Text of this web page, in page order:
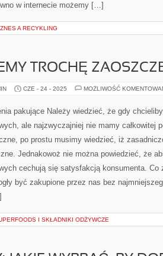
w internecie możemy […]
A RECYKLING
TROCHĘ
CZE - 24 - 2025 MOŻLIWOŚĆ
pakujące Należy wiedzieć, że gdy
ale najzwyczajniej nie mamy całkowitej
po prostu musimy wiedzieć, iż
Jednakowoż nie można powiedzieć, że
cechują się satysfakcją konsumenta. Co
być zakupione przez nas bez
I SKŁADNIKI ODŻYWCZE